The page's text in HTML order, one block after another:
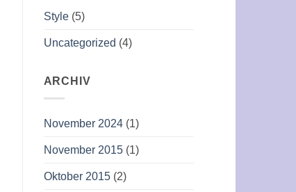
Style(5)
Uncategorized (4)
ARCHIV
November 2024(1)
November 2015(1)
Oktober 2015(2)